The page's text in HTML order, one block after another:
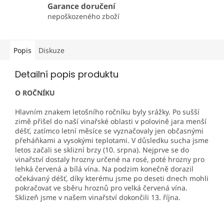
Garance doručení
nepoškozeného zboží
Popis Diskuze
Detailní popis produktu
O ROČNÍKU
Hlavním znakem letošního ročníku byly srážky. Po sušší
zimě přišel do naší vinařské oblasti v polovině jara menší
déšť, zatímco letní měsíce se vyznačovaly jen občasnými
přeháňkami a vysokými teplotami. V důsledku sucha jsme
letos začali se sklizní brzy (10. srpna). Nejprve se do
vinařství dostaly hrozny určené na rosé, poté hrozny pro
lehká červená a bílá vína. Na podzim konečně dorazil
očekávaný déšť, díky kterému jsme po deseti dnech mohli
pokračovat ve sběru hroznů pro velká červená vína.
Sklizeň jsme v našem vinařství dokončili 13. října.